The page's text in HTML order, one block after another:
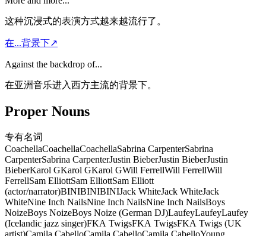
这种沉浸式的表演方式越来越流行了。
在...背景下↗
Against the backdrop of...
在亚洲音乐进入西方主流的背景下。
Proper Nouns
专有名词
CoachellaCoachellaCoachellaSabrina CarpenterSabrina
CarpenterSabrina CarpenterJustin BieberJustin BieberJustin
BieberKarol GKarol GKarol GWill FerrellWill FerrellWill
FerrellSam ElliottSam ElliottSam Elliott
(actor/narrator)BINIBINIBINIJack WhiteJack WhiteJack
WhiteNine Inch NailsNine Inch NailsNine Inch NailsBoys
NoizeBoys NoizeBoys Noize (German DJ)LaufeyLaufeyLaufey
(Icelandic jazz singer)FKA TwigsFKA TwigsFKA Twigs (UK
artist)Camila CabelloCamila CabelloCamila CabelloYoung